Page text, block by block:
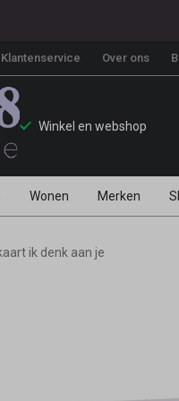
Klantenservice Over ons
Winkel en webshop
Wonen Merken
ik denk aan je